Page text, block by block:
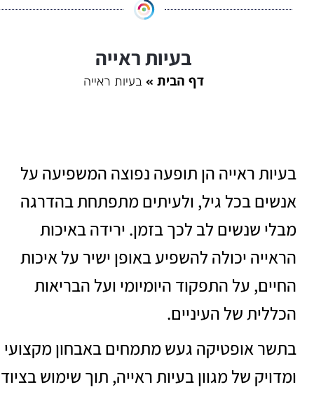
בעיות ראייה
דף הבית בעיות ראייה
בעיות ראייה הן תופעה נפוצה המשפיעה על
אנשים בכל גיל, ולעיתים מתפתחת בהדרגה
מבלי שנשים לב לכך בזמן. ירידה באיכות
הראייה יכולה להשפיע באופן ישיר על איכות
החיים, על התפקוד היומיומי ועל הבריאות
הכללית של העיניים.
בתשר אופטיקה געש מתמחים באבחון מקצועי
ומדויק של מגוון בעיות ראייה, תוך שימוש בציוד